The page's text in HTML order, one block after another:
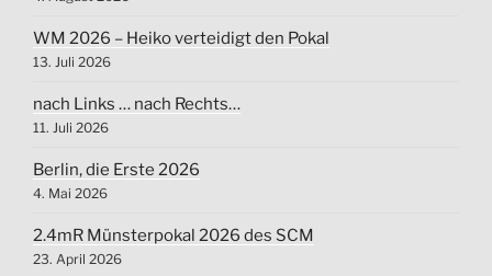
WM 2026 – Heiko verteidigt den Pokal
13. Juli 2026
nach Links … nach Rechts…
11. Juli 2026
Berlin, die Erste 2026
4. Mai 2026
2.4mR Münsterpokal 2026 des SCM
23. April 2026